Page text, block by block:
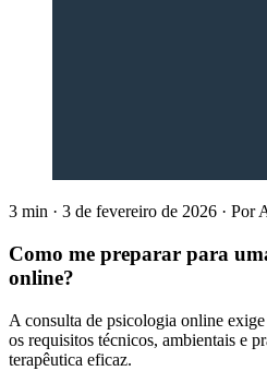
3 min · 3 de fevereiro de 2026 · Por
Como me preparar para
online?
A consulta de psicologia online
os requisitos técnicos, ambientais e
terapêutica eficaz.